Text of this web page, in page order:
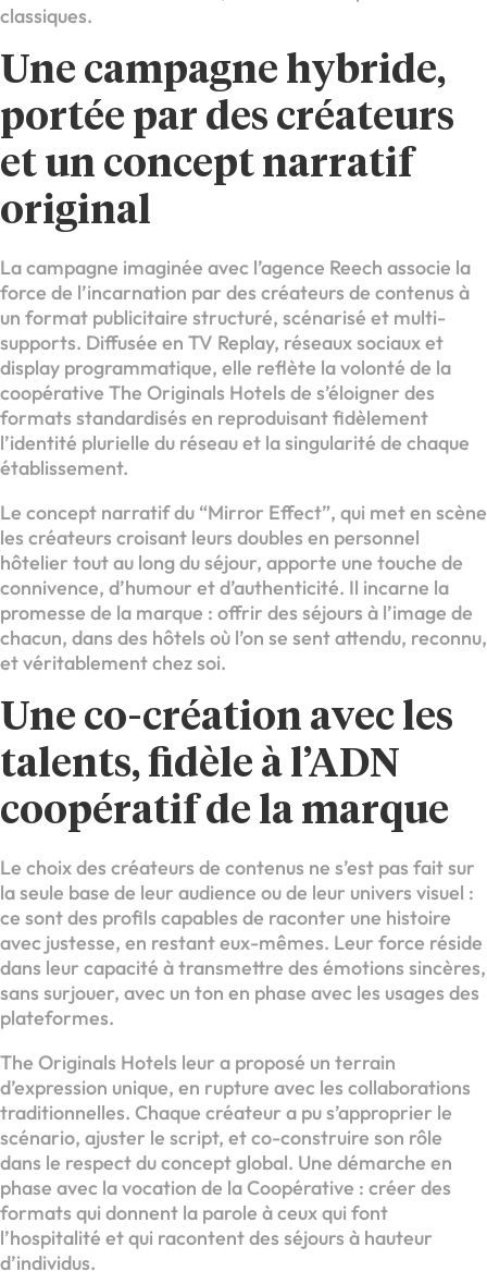
classiques.
Une campagne hybride,
portée par des créateurs
et un concept narratif
original
La campagne imaginée avec l’agence Reech associe la
force de l’incarnation par des créateurs de contenus à
un format publicitaire structuré, scénarisé et multi-
supports. Diffusée en TV Replay, réseaux sociaux et
display programmatique, elle reflète la volonté de la
coopérative The Originals Hotels de s’éloigner des
formats standardisés en reproduisant fidèlement
l’identité plurielle du réseau et la singularité de chaque
établissement.
Le concept narratif du “Mirror Effect”, qui met en scène
les créateurs croisant leurs doubles en personnel
hôtelier tout au long du séjour, apporte une touche de
connivence, d’humour et d’authenticité. Il incarne la
promesse de la marque : offrir des séjours à l’image de
chacun, dans des hôtels où l’on se sent attendu, reconnu,
et véritablement chez soi.
Une co-création avec les
talents, fidèle à l’ADN
coopératif de la marque
Le choix des créateurs de contenus ne s’est pas fait sur
la seule base de leur audience ou de leur univers visuel :
ce sont des profils capables de raconter une histoire
avec justesse, en restant eux-mêmes. Leur force réside
dans leur capacité à transmettre des émotions sincères,
sans surjouer, avec un ton en phase avec les usages des
plateformes.
The Originals Hotels leur a proposé un terrain
d’expression unique, en rupture avec les collaborations
traditionnelles. Chaque créateur a pu s’approprier le
scénario, ajuster le script, et co-construire son rôle
dans le respect du concept global. Une démarche en
phase avec la vocation de la Coopérative : créer des
formats qui donnent la parole à ceux qui font
l’hospitalité et qui racontent des séjours à hauteur
d’individus.